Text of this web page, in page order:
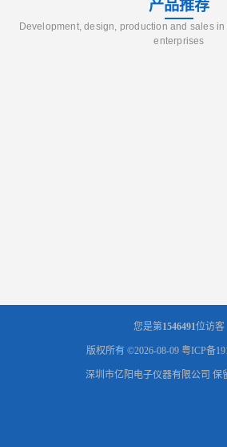
产品推荐
Development, design, production and sales
enterprises
您是第1546491位访客
版权所有 ©2026-08-09 粤ICP备
深圳市亿阳电子仪器有限公司 保